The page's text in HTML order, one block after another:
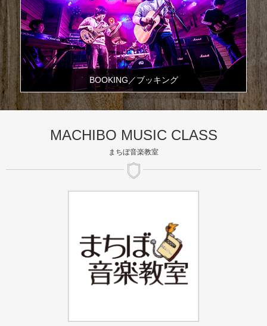
BOOKING／ブッキング
MACHIBO MUSIC CLASS
まちぼ音楽教室